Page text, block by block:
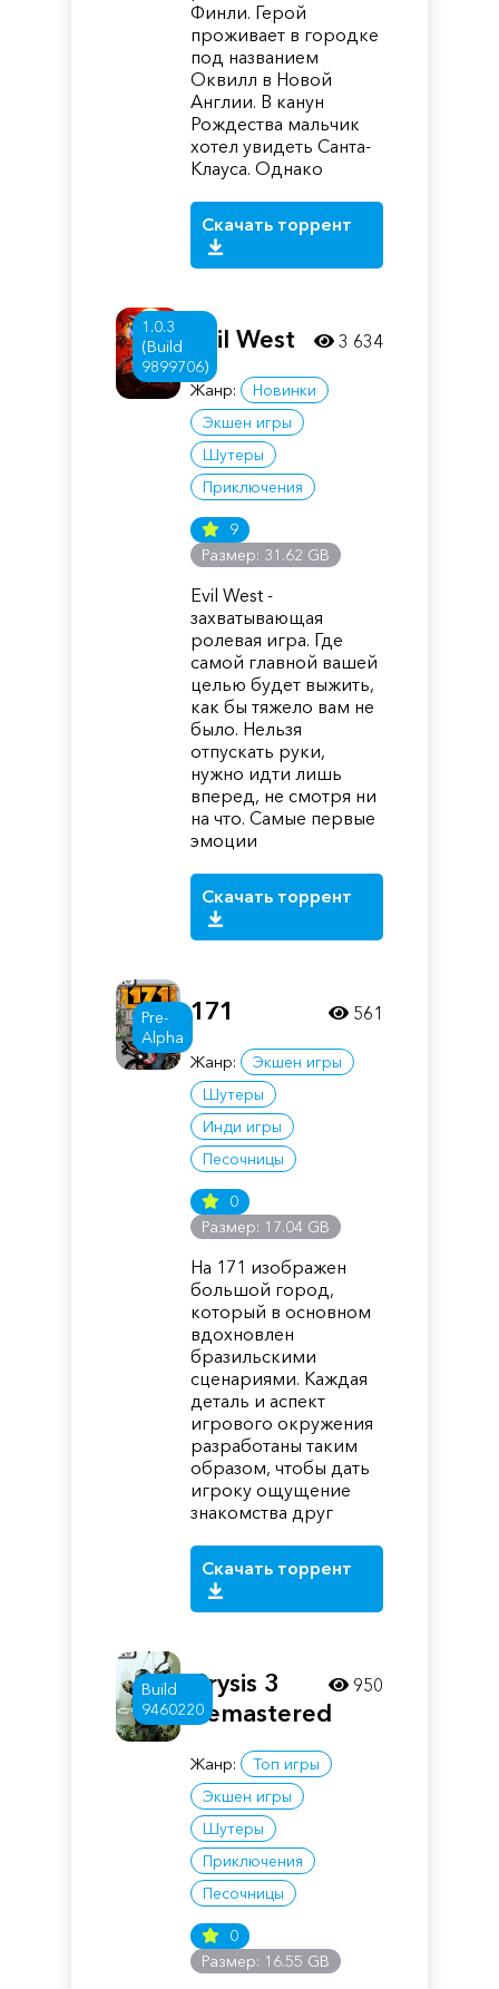
Финли. Герой
проживает в городке
под названием
Оквилл в Новой
Англии. В канун
Рождества мальчик
хотел увидеть Санта-
Клауса. Однако
Скачать торрент
1.0.3
(Build
9899706)
Evil West
Жанр:
Новинки
Экшен игры
Шутеры
Приключения
9
Размер: 31.62 GB
Evil West -
захватывающая
ролевая игра. Где
самой главной вашей
целью будет выжить,
как бы тяжело вам не
было. Нельзя
отпускать руки,
нужно идти лишь
вперед, не смотря ни
на что. Самые первые
эмоции
Скачать торрент
3 634
Pre-
Alpha
171
Жанр:
Экшен игры
Шутеры
Инди игры
Песочницы
0
Размер: 17.04 GB
На 171 изображен
большой город,
который в основном
вдохновлен
бразильскими
сценариями. Каждая
деталь и аспект
игрового окружения
разработаны таким
образом, чтобы дать
игроку ощущение
знакомства друг
Скачать торрент
561
Build
9460220
Crysis 3
Remastered
Жанр:
Топ игры
Экшен игры
Шутеры
Приключения
Песочницы
0
Размер: 16.55 GB
950